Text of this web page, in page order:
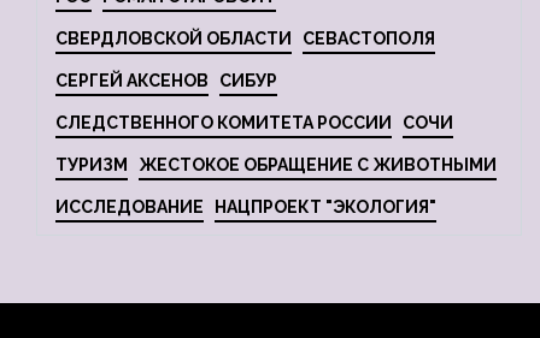
СВЕРДЛОВСКОЙ ОБЛАСТИ СЕВАСТОПОЛЯ
СЕРГЕЙ АКСЕНОВ СИБУР
СЛЕДСТВЕННОГО КОМИТЕТА РОССИИ СОЧИ
ТУРИЗМ ЖЕСТОКОЕ ОБРАЩЕНИЕ С ЖИВОТНЫМИ
ИССЛЕДОВАНИЕ НАЦПРОЕКТ "ЭКОЛОГИЯ"